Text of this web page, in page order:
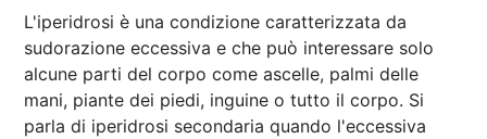
L'iperidrosi è una condizione caratterizzata da
sudorazione eccessiva e che può interessare solo
alcune parti del corpo come ascelle, palmi delle
mani, piante dei piedi, inguine o tutto il corpo. Si
parla di iperidrosi secondaria quando l'eccessiva